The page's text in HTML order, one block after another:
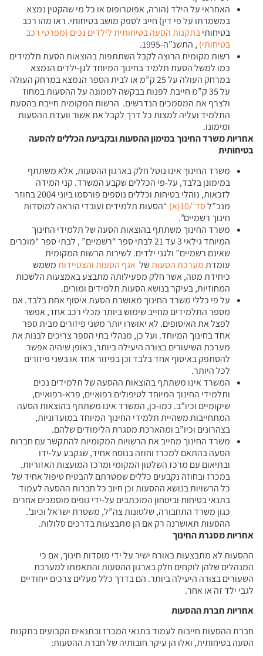
האחראי על הילד (הורה, אפוטרופוס או כל מי שהקטין נמצא
במשמרתו על פי דין) חייב לספק מושב בטיחותי. ראו מהו רכב
בטיחותיבתקנות הסעה בטיחותית לילדים נכים (מפרטי רכב
בטיחותי) , התשנ”ה-1995.
רשות מקומית הרוצה לקבל השתתפות בהוצאות הסעת תלמידים
כמו למשל הסעת תלמיד בחינוך המיוחד לגן-ילדים הנמצא
במרחק העולה על 25 ק”מ או לבית הספר הנמצא במרחק העולה
על 35 ק”מ חייבת לפנות בבקשה לממונה על ההסעות במחוז
ולצרף את המסמכים הנדרשים. הרשות המקומית חייבת בהסעת
התלמיד ועליה למצות כל דרך לקבל את אשור וועדת ההסעות
ומימונו.
אחריות משרד החינוך במימון ההסעות ובקביעת הכללים להסעה
בטיחותית
משרד החינוך אינו נוטל חלק בארגון ההסעות, אלא משתתף
במימונן בלבד, על-פי הכללים שקבע המשרד. קני המידה
לזכאות, נוהלי בטיחות וכללים נוספים פורסמו ביוני 2004 בחוזר
מנכ”לסד’/10(א)
“הסעות תלמידים ועובדי הוראה למוסדות
חינוך רשמיים”.
משרד החינוך משתתף בהוצאות הסעה של תלמידי החינוך
המיוחד גילאי 3 עד 21 לבתי ספר “רשמיים” , לבתי ספר “מוכרים
שאינם רשמיים” ולגני ילדים. לשירות הרשות המקומית
עומדתמערכת הסעותשל אגף הסעות והצטיידותמשמש
כיחידת מטה, אשר חלק מפעילותה מתבצע באמצעות הלשכות
המחוזיות, בעיקר בנושא הסעות תלמידים ומורים.
על פי כללי משרד החינוך מאושרת הסעת איסוף אחת בלבד. אם
מספר התלמידים מחייב שימוש ביותר מכלי רכב אחד, אפשר
לפצל את האיסופים. לא יאושרו יותר משני פיזורים מבית ספר
אחד בחינוך המיוחד. ועל כן, מנהלי בתי הספר צריכים לבנות את
מערכת השיעורים בצורה היעילה ביותר, באופן שיהיה אפשר
להסתפק באיסוף אחד בלבד וכן בפיזור אחד או בשני פיזורים
לכל היותר.
המשרד אינו משתתף בהוצאות ההסעה של תלמידים נכים
ותלמידי החינוך המיוחד לטיפולים רפואיים, פרא-רפואיים,
שיקומיים וכיו”ב. כמו-כן, המשרד אינו משתתף בהוצאות הסעה
המתחייבות משהיית תלמידי החינוך המיוחד במועדוניות,
בצהרונים וכיו”ב ומהארכת מסגרת הלימודים שלהם.
משרד החינוך מחייב את הרשויות המקומיות להתקשר עם חברות
הסעה בהתאם למכרז וחוזה בנוסח אחיד, שנקבע על-ידו
ובתיאום עם מרכז השלטון המקומי ומרכז המועצות האזוריות.
במכרז ובחוזה נקבעים כללים שמטרתם להבטיח טיפול אחיד של
כל הרשויות בנושא ההסעות וכן חיוב כל חברות ההסעה לעמוד
בתנאי בטיחות וביטחון המוכתבים על-ידי גופים מוסמכים אחרים
כגון משרד התחבורה, שלטונות צה”ל, משטרת ישראל וכיוב’.
ההסעות תאושרנה רק אם הן מתבצעות בדרכים סלולות.
אחריות מסגרת החינוך
ההסעות לא מתבצעות באורח ישיר על ידי מוסדות חינוך, אם כי
המנהלים שלהן לוקחים חלק בארגון ההסעות והתאמתו למערכת
השעורים בצורה היעילה ביותר. הם בדרך כלל מעלים צרכים ייחודיים
לגבי ילד זה או אחר.
אחריות חברת ההסעות
חברת ההסעות חייבות לעמוד בתנאי המכרז ובתנאים הקבועים בתקנות
הסעה בטיחותית, ואלו הן עיקר חובותיה של חברת ההסעות: